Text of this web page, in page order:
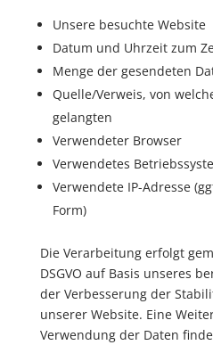
Unsere besuchte Website
Datum und Uhrzeit zum
Menge der gesendeten
Quelle/Verweis, von
gelangten
Verwendeter Browser
Verwendetes
Verwendete IP-Adresse
Form)
Die Verarbeitung erfolgt
DSGVO auf Basis unseres
der Verbesserung der
unserer Website. Eine
Verwendung der Daten